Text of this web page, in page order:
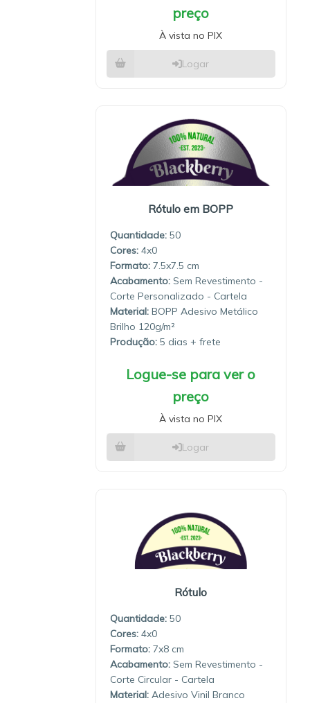
preço
À vista no PIX
Logar
Rótulo em BOPP
Quantidade: 50
4x0
7.5x7.5
Sem Revestimento -
Corte Personalizado - Cartela
Material: BOPP Adesivo Metálico
Brilho 120g/m²
Produção: 5 dias
Logue-se para ver o
preço
À vista no PIX
Logar
Rótulo
Quantidade: 50
4x0
7x8
Sem Revestimento -
Corte Circular - Cartela
Material: Adesivo Vinil Branco